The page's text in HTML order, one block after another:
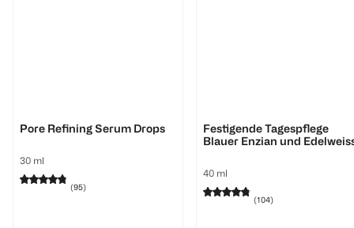
Pore Refining Serum Drops
30 ml
(95)
Festigende Tagespflege
Blauer Enzian und
40 ml
(104)